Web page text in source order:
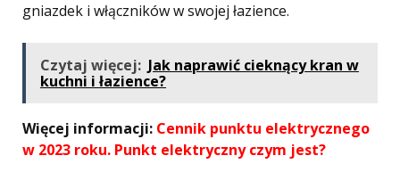
gniazdek i włączników w swojej łazience.
Czytaj więcej: Jak naprawić cieknący kran w
kuchni i łazience?
Więcej informacji: Cennik punktu elektrycznego
w 2023 roku. Punkt elektryczny czym jest?